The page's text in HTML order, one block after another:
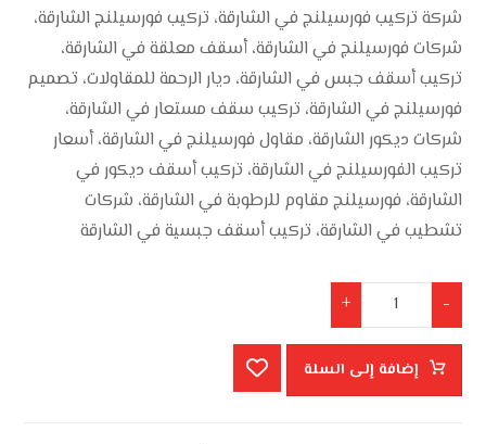
شركة تركيب فورسيلنج في الشارقة، تركيب فورسيلنج الشارقة،
شركات فورسيلنج في الشارقة، أسقف معلقة في الشارقة،
تركيب أسقف جبس في الشارقة، ديار الرحمة للمقاولات، تصميم
فورسيلنج في الشارقة، تركيب سقف مستعار في الشارقة،
شركات ديكور الشارقة، مقاول فورسيلنج في الشارقة، أسعار
تركيب الفورسيلنج في الشارقة، تركيب أسقف ديكور في
الشارقة، فورسيلنج مقاوم للرطوبة في الشارقة، شركات
تشطيب في الشارقة، تركيب أسقف جبسية في الشارقة
-
+
إضافة إلى السلة